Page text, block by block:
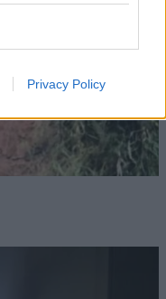
Privacy Policy